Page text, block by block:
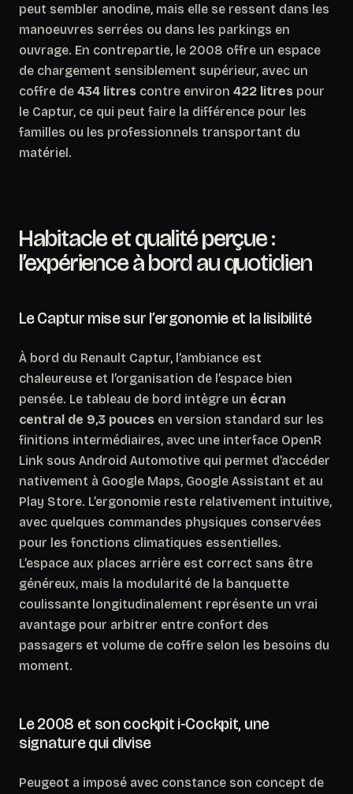
peut sembler anodine, mais elle se ressent dans les
manoeuvres serrées ou dans les parkings en
ouvrage. En contrepartie, le 2008 offre un espace
de chargement sensiblement supérieur, avec un
coffre de 434 litres contre environ 422 litres pour
le Captur, ce qui peut faire la différence pour les
familles ou les professionnels transportant du
matériel.
Habitacle et qualité perçue :
l’expérience à bord au quotidien
Le Captur mise sur l’ergonomie et la lisibilité
À bord du Renault Captur, l’ambiance est
chaleureuse et l’organisation de l’espace bien
pensée. Le tableau de bord intègre un écran
central de 9,3 pouces en version standard sur les
finitions intermédiaires, avec une interface OpenR
Link sous Android Automotive qui permet d’accéder
nativement à Google Maps, Google Assistant et au
Play Store. L’ergonomie reste relativement intuitive,
avec quelques commandes physiques conservées
pour les fonctions climatiques essentielles.
L’espace aux places arrière est correct sans être
généreux, mais la modularité de la banquette
coulissante longitudinalement représente un vrai
avantage pour arbitrer entre confort des
passagers et volume de coffre selon les besoins du
moment.
Le 2008 et son cockpit i-Cockpit, une
signature qui divise
Peugeot a imposé avec constance son concept de